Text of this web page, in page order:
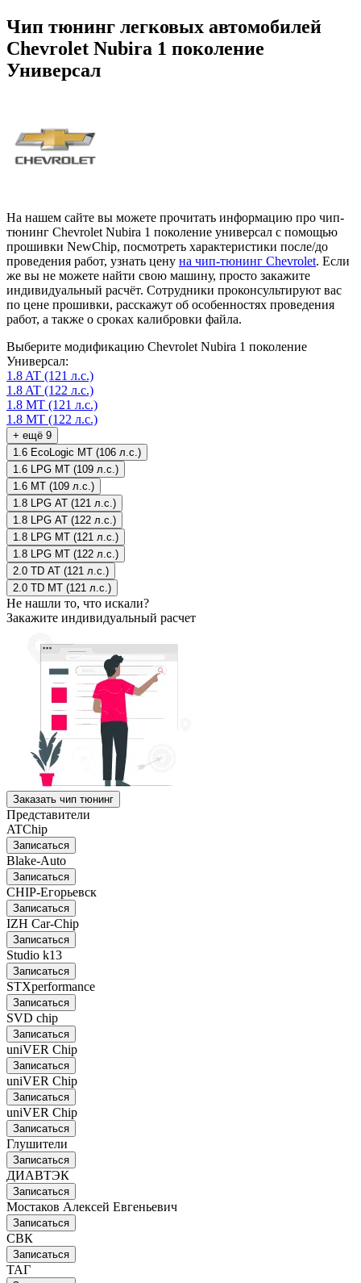
Чип тюнинг легковых автомобилей
Chevrolet Nubira 1 поколение
Универсал
На нашем сайте вы можете прочитать информацию про чип-
тюнинг Chevrolet Nubira 1 поколение универсал с помощью
прошивки NewChip, посмотреть характеристики после/до
проведения работ, узнать цену на чип-тюнинг Chevrolet. Если
же вы не можете найти свою машину, просто закажите
индивидуальный расчёт. Сотрудники проконсультируют вас
по цене прошивки, расскажут об особенностях проведения
работ, а также о сроках калибровки файла.
Выберите модификацию Chevrolet Nubira 1 поколение
Универсал:
1.8 AT (121 л.с.)
1.8 AT (122 л.с.)
1.8 MT (121 л.с.)
1.8 MT (122 л.с.)
+ ещё 9
1.6 EcoLogic MT (106 л.с.)
1.6 LPG MT (109 л.с.)
1.6 MT (109 л.с.)
1.8 LPG AT (121 л.с.)
1.8 LPG AT (122 л.с.)
1.8 LPG MT (121 л.с.)
1.8 LPG MT (122 л.с.)
2.0 TD AT (121 л.с.)
2.0 TD MT (121 л.с.)
Не нашли то, что искали?
Закажите индивидуальный расчет
Заказать чип тюнинг
Представители
ATChip
Записаться
Blake-Auto
Записаться
CHIP-Егорьевск
Записаться
IZH Car-Chip
Записаться
Studio k13
Записаться
STXperformance
Записаться
SVD chip
Записаться
uniVER Chip
Записаться
uniVER Chip
Записаться
uniVER Chip
Записаться
Глушители
Записаться
ДИАВТЭК
Записаться
Мостаков Алексей Евгеньевич
Записаться
СВК
Записаться
ТАГ